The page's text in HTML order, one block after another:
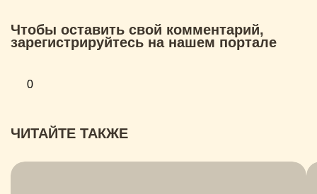
Чтобы оставить свой комментарий,
зарегистрируйтесь на нашем портале
0
ЧИТАЙТЕ ТАКЖЕ